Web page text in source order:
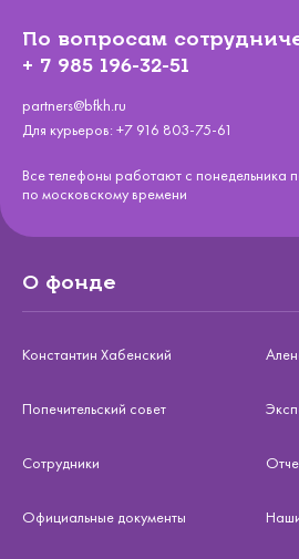
По вопросам
+ 7 985 196-32-51
partners@bfkh.ru
Для курьеров: +7 916 803-75-61
Все телефоны работают с понедельника
по московскому времени
О фонде
Константин Хабенский
Попечительский совет
Сотрудники
Официальные документы